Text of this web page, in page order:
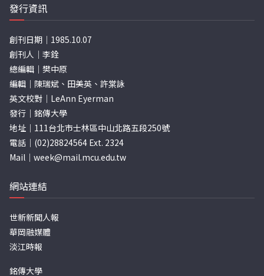
發行資訊
創刊日期｜1985.10.07
創刊人｜李銓
總編輯｜樊中原
編輯｜陳瑞斌、田美英、許棠詠
英文校對｜LeAnn Eyerman
發行｜銘傳大學
地址｜111台北市士林區中山北路五段250號
電話｜(02)28824564 Ext. 2324
Mail｜ week@mail.mcu.edu.tw
網站連結
世新新聞人報
華岡融媒體
淡江時報
銘傳大學